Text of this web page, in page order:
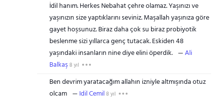
İdil hanım. Herkes Nebahat çehre olamaz. Yaşınızı ve
yaşınızın size yaptıklarını seviniz. Maşallah yaşınıza göre
gayet hoşsunuz. Biraz daha çok su biraz probiyotik
beslenme sizi yıllarca genç tutacak. Eskiden 48
yaşındaki insanların nine diye elini öperdik.
Ali
Balkaş8 yıl
Ben devrim yaratacağım allahın izniyle altmışında otuz
olcam
Idil Cemil8 yıl